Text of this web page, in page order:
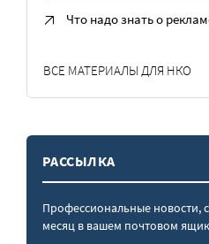
Что надо знать о
ВСЕ МАТЕРИАЛЫ ДЛЯ НКО
РАССЫЛКА
Профессиональные новости,
месяц в вашем почтовом